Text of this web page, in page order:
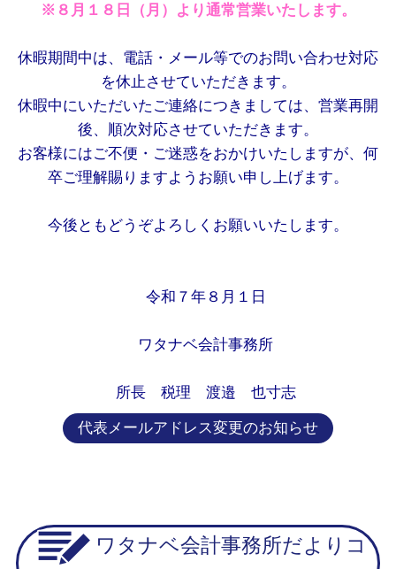
※８月１８日（月）より通常営業いたします。
休暇期間中は、電話・メール等でのお問い合わせ対応
を休止させていただきます。
休暇中にいただいたご連絡につきましては、営業再開
後、順次対応させていただきます。
お客様にはご不便・ご迷惑をおかけいたしますが、何
卒ご理解賜りますようお願い申し上げます。
今後ともどうぞよろしくお願いいたします。
令和７年８月１日
ワタナベ会計事務所
所長 税理 渡邉 也寸志
代表メールアドレス変更のお知らせ
ワタナベ会計事務所だよりコ